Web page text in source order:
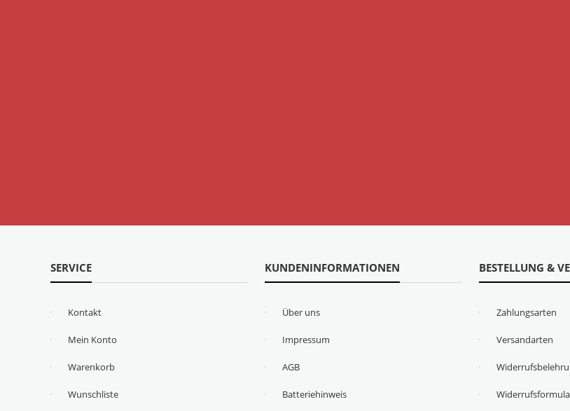
SERVICE
Kontakt
Mein Konto
Warenkorb
Wunschliste
KUNDENINFORMATIONEN
Über uns
Impressum
AGB
Batteriehinweis
BESTELLUNG &
Zahlungsarten
Versandarten